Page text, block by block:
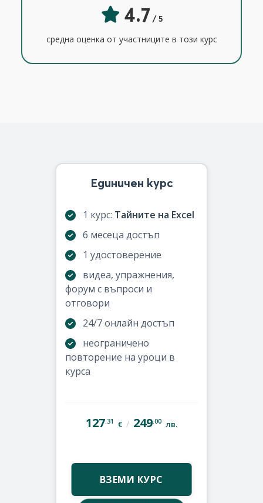
4.7 / 5
средна оценка от участниците в този курс
Единичен курс
1 курс: Тайните на Excel
6 месеца достъп
1 удостоверение
видеа, упражнения,
форум с въпроси и
отговори
24/7 онлайн достъп
неограничено
повторение на уроци в
курса
127 .31 € / 249 .00 лв.
ВЗЕМИ КУРС